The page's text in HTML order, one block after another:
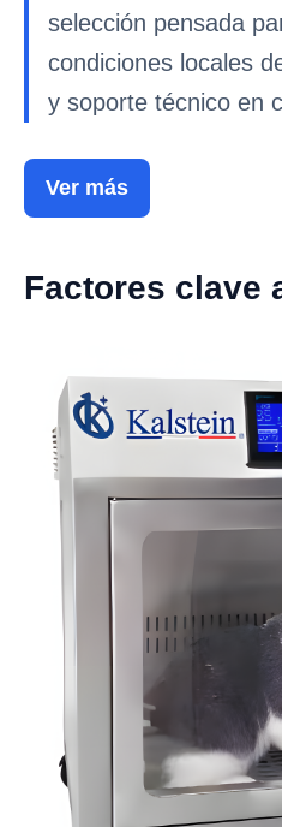
selección pensada
condiciones locales
y soporte técnico en
Ver más
Factores clave